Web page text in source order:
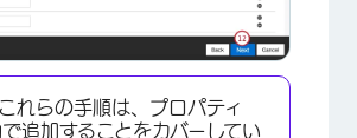
これらの手順は、プロパティ
追加することをカバーしてい